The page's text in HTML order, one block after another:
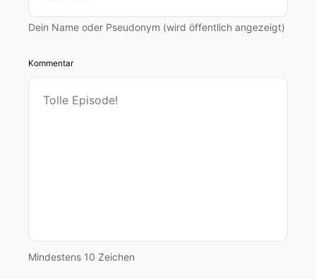
Dein Name oder Pseudonym (wird öffentlich angezeigt)
Kommentar
Mindestens 10 Zeichen